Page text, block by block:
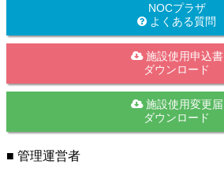
NOCプラザ
よくある質問
施設使用申込書
ダウンロード
施設使用変更届
ダウンロード
■ 管理運営者